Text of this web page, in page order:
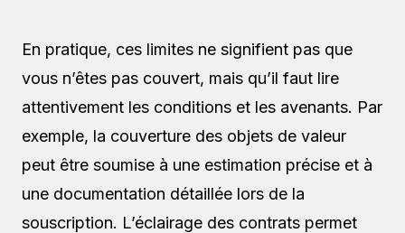
En pratique, ces limites ne signifient pas que
vous n’êtes pas couvert, mais qu’il faut lire
attentivement les conditions et les avenants. Par
exemple, la couverture des objets de valeur
peut être soumise à une estimation précise et à
une documentation détaillée lors de la
souscription. L’éclairage des contrats permet